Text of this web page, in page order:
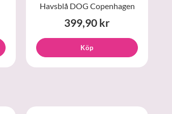
Havsblå DOG Copenhagen
399,90 kr
Köp